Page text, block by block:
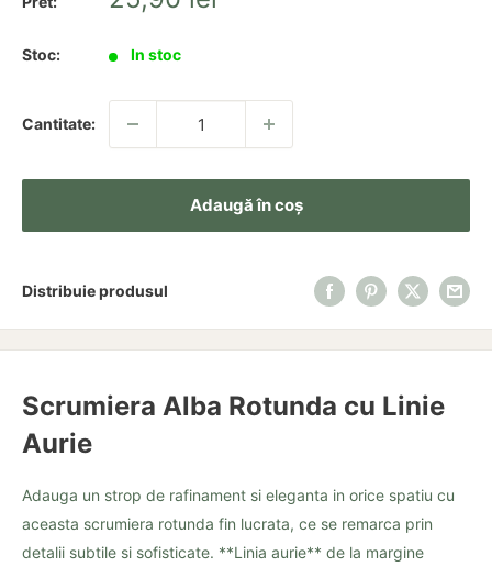
redus
Stoc: In stoc
Cantitate:
Adaugă în coș
Distribuie produsul
Scrumiera Alba Rotunda cu Linie
Aurie
Adauga un strop de rafinament si eleganta in orice spatiu cu
aceasta scrumiera rotunda fin lucrata, ce se remarca prin
detalii subtile si sofisticate. **Linia aurie** de la margine